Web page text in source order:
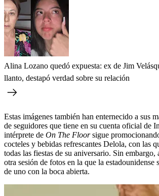
Alina Lozano quedó expuesta: ex de Jim
llanto, destapó verdad sobre su relación
Estas imágenes también han enternecido a sus
de seguidores que tiene en su cuenta oficial de
intérprete de On The Floorsigue
cocteles y bebidas refrescantes Delola, con las
todas las fiestas de su aniversario. Sin embargo,
otra sesión de fotos en la que la estadounidense
de uno con la boca abierta.